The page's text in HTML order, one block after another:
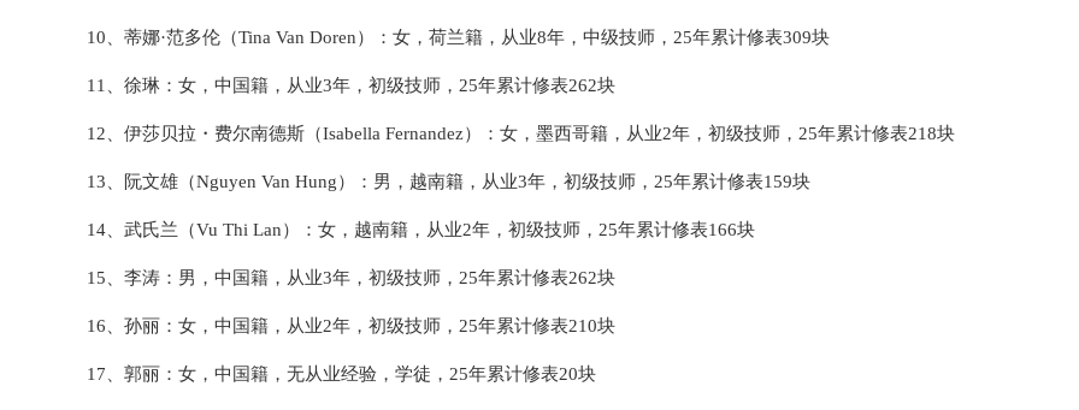
10、蒂娜·范多伦（Tina Van Doren）：女，荷兰籍，从业8年，中级技师，25年累计修表309块
11、徐琳：女，中国籍，从业3年，初级技师，25年累计修表262块
12、伊莎贝拉・费尔南德斯（Isabella Fernandez）：女，墨西哥籍，从业2年，初级技师，25年累计修表218块
13、阮文雄（Nguyen Van Hung）：男，越南籍，从业3年，初级技师，25年累计修表159块
14、武氏兰（Vu Thi Lan）：女，越南籍，从业2年，初级技师，25年累计修表166块
15、李涛：男，中国籍，从业3年，初级技师，25年累计修表262块
16、孙丽：女，中国籍，从业2年，初级技师，25年累计修表210块
17、郭丽：女，中国籍，无从业经验，学徒，25年累计修表20块